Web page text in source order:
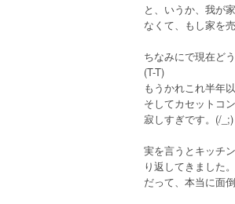
と、いうか、我が
なくて、もし家を
ちなみにで現在ど
(T-T)
もうかれこれ半年
そしてカセットコ
寂しすぎです。(/_;)
実を言うとキッチ
り返してきました。
だって、本当に面